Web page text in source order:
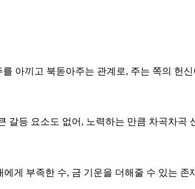
아끼고 북돋아주는 관계로, 주는 쪽의 헌
갈등 요소도 없어, 노력하는 만큼 차곡차곡
게 부족한 수, 금 기운을 더해줄 수 있는 존